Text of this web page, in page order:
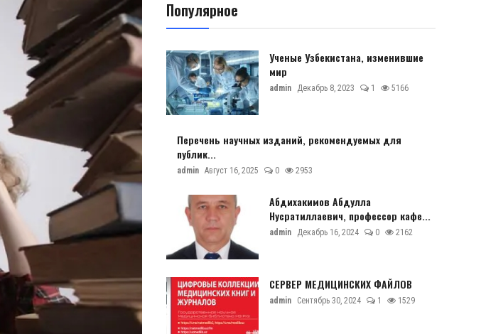
Популярное
Ученые Узбекистана, изменившие
мир
admin Декабрь 8, 2023 1 5166
Перечень научных изданий, рекомендуемых для
публик...
admin Август 16, 2025 0 2953
Абдихакимов Абдулла
Нусратиллаевич, профессор кафе...
admin Декабрь 16, 2024 0 2162
СЕРВЕР МЕДИЦИНСКИХ ФАЙЛОВ
admin Сентябрь 30, 2024 1 1529